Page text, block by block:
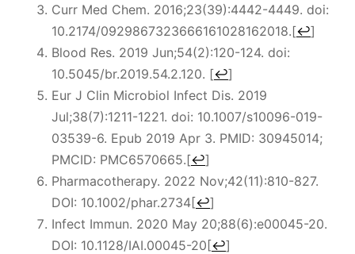
Curr Med Chem. 2016;23(39):4442-4449. doi:
10.2174/0929867323666161028162018.[↩]
Blood Res. 2019 Jun;54(2):120-124. doi:
10.5045/br.2019.54.2.120. [↩]
Eur J Clin Microbiol Infect Dis. 2019
Jul;38(7):1211-1221. doi: 10.1007/s10096-019-
03539-6. Epub 2019 Apr 3. PMID: 30945014;
PMCID: PMC6570665.[↩]
Pharmacotherapy. 2022 Nov;42(11):810-827.
DOI: 10.1002/phar.2734[↩]
Infect Immun. 2020 May 20;88(6):e00045-20.
DOI: 10.1128/IAI.00045-20[↩]